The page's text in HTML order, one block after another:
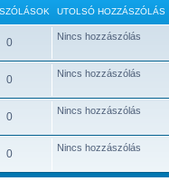
UTOLSÓ HOZZÁSZÓLÁS
0 Nincs hozzászólás
0 Nincs hozzászólás
0 Nincs hozzászólás
0 Nincs hozzászólás